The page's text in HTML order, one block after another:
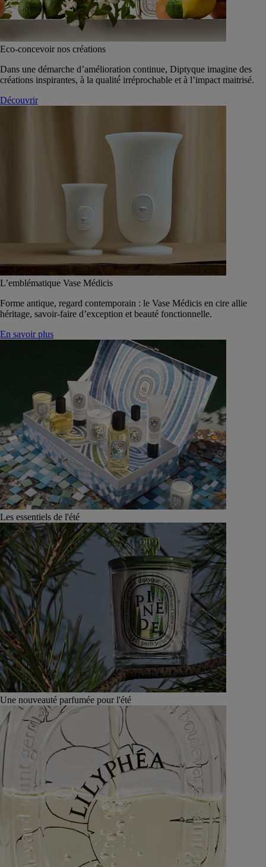
Eco-concevoir nos créations
Dans une démarche d’amélioration continue, Diptyque imagine des
créations inspirantes, à la qualité́ irréprochable et à l’impact maitrisé.
Découvrir
L’emblématique Vase Médicis
Forme antique, regard contemporain : le Vase Médicis en cire allie
héritage, savoir-faire d’exception et beauté fonctionnelle.
En savoir plus
Les essentiels de l'été
Une nouveauté parfumée pour l'été